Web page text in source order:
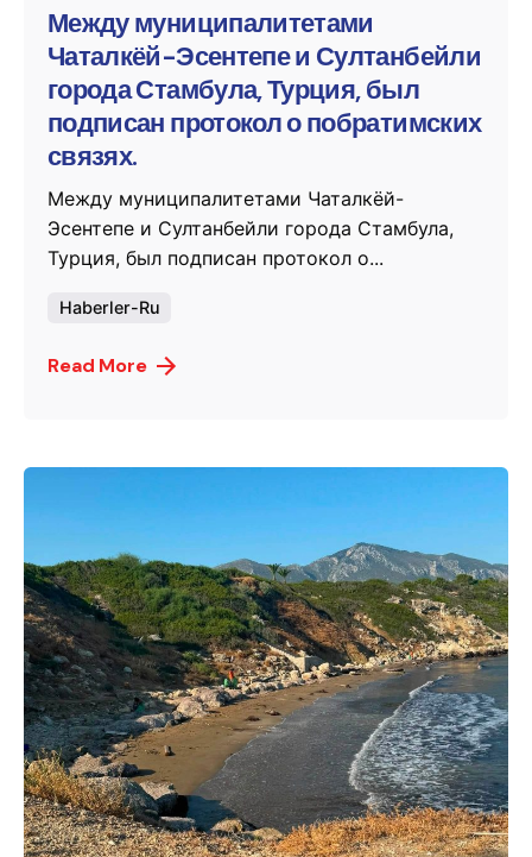
Между муниципалитетами
Чаталкёй-Эсентепе и Султанбейли
города Стамбула, Турция, был
подписан протокол о побратимских
связях.
Между муниципалитетами Чаталкёй-
Эсентепе и Султанбейли города Стамбула,
Турция, был подписан протокол о...
Haberler-Ru
Read More